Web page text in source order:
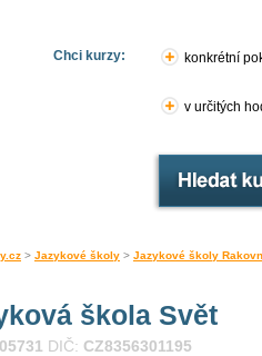
Chci kurzy: konkrétní
v určitých
> Jazykové školy > Jazykové školy
škola Svět
DIČ: CZ8356301195